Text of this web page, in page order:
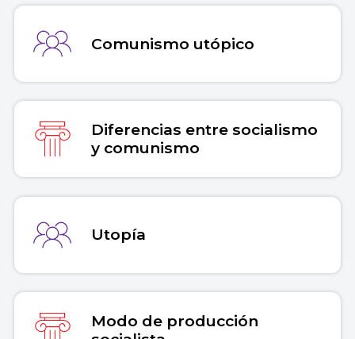
Comunismo utópico
Diferencias entre socialismo
y comunismo
Utopía
Modo de producción